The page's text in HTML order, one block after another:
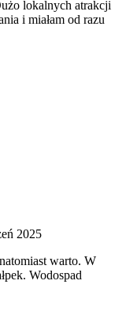
lokalnych atrakcji
i miałam od razu
2025
warto. W
Wodospad